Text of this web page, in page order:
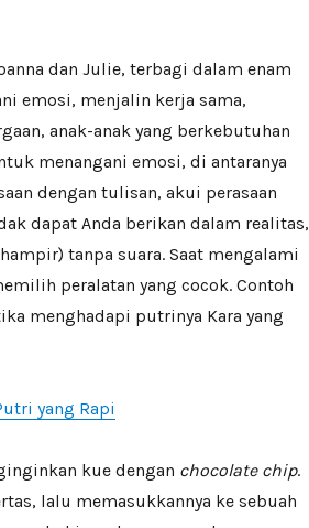
dan Julie, terbagi dalam enam
emosi, menjalin kerja sama,
anak-anak yang berkebutuhan
menangani emosi, di antaranya
dengan tulisan, akui perasaan
dapat Anda berikan dalam realitas,
tanpa suara. Saat mengalami
peralatan yang cocok. Contoh
menghadapi putrinya Kara yang
yang Rapi
kue dengan chocolate chip.
lalu memasukkannya ke sebuah